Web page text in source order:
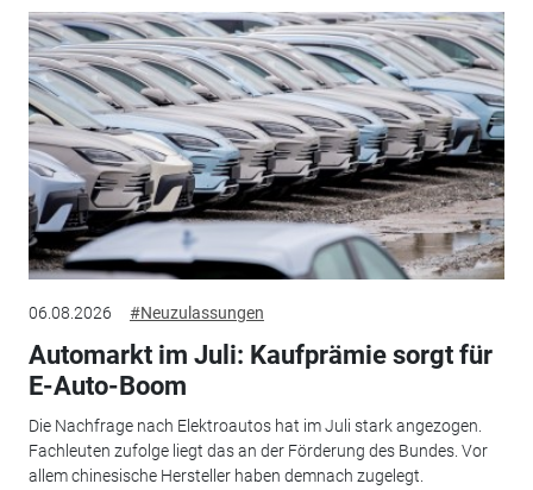
06.08.2026 #Neuzulassungen
Automarkt im Juli: Kaufprämie sorgt für
E-Auto-Boom
Die Nachfrage nach Elektroautos hat im Juli stark angezogen.
Fachleuten zufolge liegt das an der Förderung des Bundes. Vor
allem chinesische Hersteller haben demnach zugelegt.